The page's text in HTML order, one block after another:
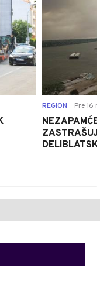
REGION Pre 16